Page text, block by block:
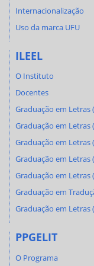
Internacionalização
Uso da marca UFU
ILEEL
O Instituto
Docentes
Graduação em Letras
Graduação em Letras
Graduação em Letras
Graduação em Letras
Graduação em Letras
Graduação em
Graduação em Letras
PPGELIT
O Programa